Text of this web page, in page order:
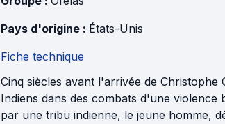
Pays d'origine : États-Unis
Fiche technique
Cinq siècles avant l'arrivée de
Indiens dans des combats d'une
par une tribu indienne, le jeune homme,